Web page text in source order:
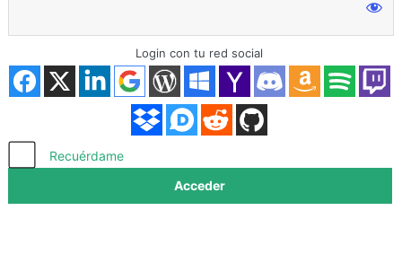
Acceder
Login con tu red social
Recuérdame